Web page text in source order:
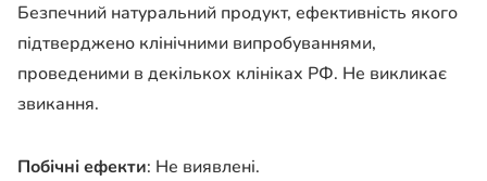
Безпечний натуральний продукт, ефективність якого
підтверджено клінічними випробуваннями,
проведеними в декількох клініках РФ. Не викликає
звикання.
Побічні ефекти: Не виявлені.